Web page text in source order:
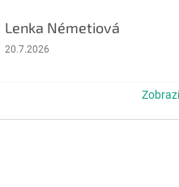
Lenka Németiová
Hodnotenie obchodu je 5 z 5
20.7.2026